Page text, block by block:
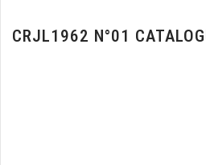
CRJL1962 N°01